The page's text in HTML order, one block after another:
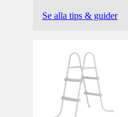
Se alla tips & guider